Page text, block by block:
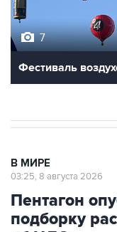
7
Фестиваль
В МИРЕ
03:25, 8 августа 2026
Пентагон
подборку